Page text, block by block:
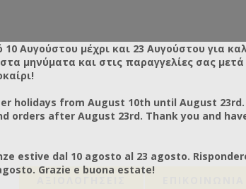
10 Αυγούστου μέχρι και 23 Αυγούστου για
μηνύματα και στις παραγγελίες σας μετά
holidays from August 10th until August
orders after August 23rd. Thank you and
estive dal 10 agosto al 23 agosto.
Grazie e buona estate!